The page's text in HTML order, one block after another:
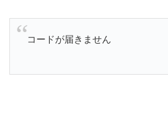
コードが届きません